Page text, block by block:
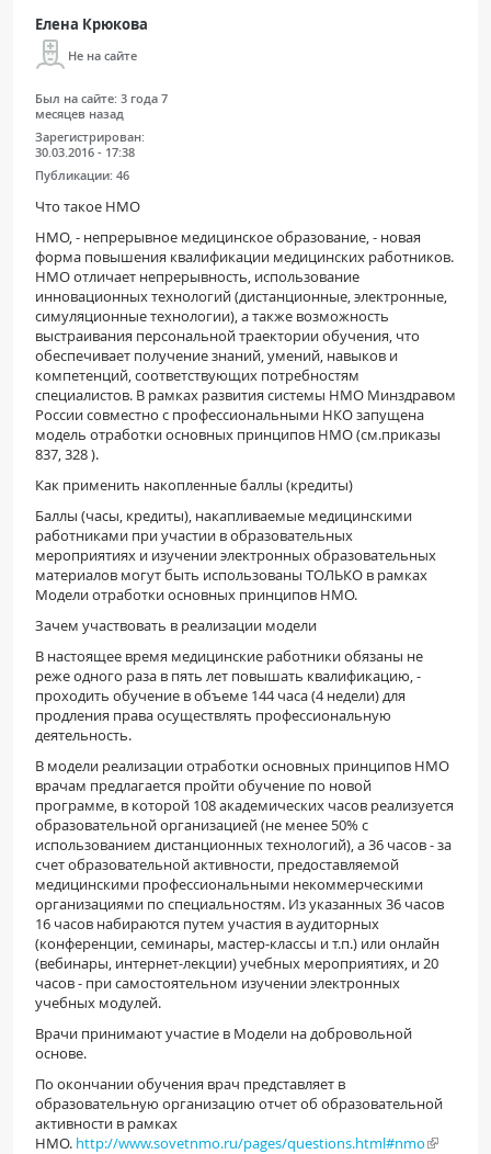
Журнал "Лучевая диагностика и терапия"
ПАЦИЕНТАМ
Где пройти обследование
Компьютерная томография (КТ)
Магнитно-резонансная томография (МРТ)
Спросить врача
ПОМОЩЬ
Елена Крюкова
Не на сайте
Был на сайте: 3 года 7
месяцев назад
Зарегистрирован:
30.03.2016 - 17:38
Публикации: 46
Что такое НМО
НМО, - непрерывное медицинское образование, - новая
форма повышения квалификации медицинских работников.
НМО отличает непрерывность, использование
инновационных технологий (дистанционные, электронные,
симуляционные технологии), а также возможность
выстраивания персональной траектории обучения, что
обеспечивает получение знаний, умений, навыков и
компетенций, соответствующих потребностям
специалистов. В рамках развития системы НМО Минздравом
России совместно с профессиональными НКО запущена
модель отработки основных принципов НМО (см.приказы
837, 328 ).
Как применить накопленные баллы (кредиты)
Баллы (часы, кредиты), накапливаемые медицинскими
работниками при участии в образовательных
мероприятиях и изучении электронных образовательных
материалов могут быть использованы ТОЛЬКО в рамках
Модели отработки основных принципов НМО.
Зачем участвовать в реализации модели
В настоящее время медицинские работники обязаны не
реже одного раза в пять лет повышать квалификацию, -
проходить обучение в объеме 144 часа (4 недели) для
продления права осуществлять профессиональную
деятельность.
В модели реализации отработки основных принципов НМО
врачам предлагается пройти обучение по новой
программе, в которой 108 академических часов реализуется
образовательной организацией (не менее 50% с
использованием дистанционных технологий), а 36 часов - за
счет образовательной активности, предоставляемой
медицинскими профессиональными некоммерческими
организациями по специальностям. Из указанных 36 часов
16 часов набираются путем участия в аудиторных
(конференции, семинары, мастер-классы и т.п.) или онлайн
(вебинары, интернет-лекции) учебных мероприятиях, и 20
часов - при самостоятельном изучении электронных
учебных модулей.
Врачи принимают участие в Модели на добровольной
основе.
По окончании обучения врач представляет в
образовательную организацию отчет об образовательной
активности в рамках
НМО. http://www.sovetnmo.ru/pages/questions.html#nmo